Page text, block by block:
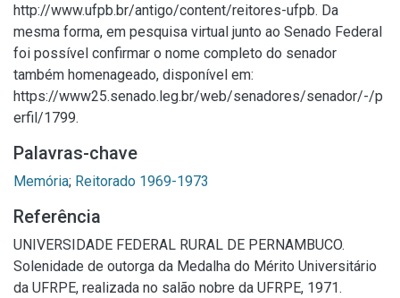
http://www.ufpb.br/antigo/content/reitores-ufpb. Da
mesma forma, em pesquisa virtual junto ao Senado Federal
foi possível confirmar o nome completo do senador
também homenageado, disponível em:
https://www25.senado.leg.br/web/senadores/senador/-/p
erfil/1799.
Palavras-chave
Memória; Reitorado 1969-1973
Referência
UNIVERSIDADE FEDERAL RURAL DE PERNAMBUCO.
Solenidade de outorga da Medalha do Mérito Universitário
da UFRPE, realizada no salão nobre da UFRPE, 1971.